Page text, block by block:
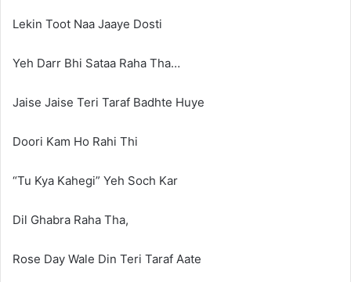
Lekin Toot Naa Jaaye Dosti
Yeh Darr Bhi Sataa Raha Tha…
Jaise Jaise Teri Taraf Badhte Huye
Doori Kam Ho Rahi Thi
“Tu Kya Kahegi” Yeh Soch Kar
Dil Ghabra Raha Tha,
Rose Day Wale Din Teri Taraf Aate